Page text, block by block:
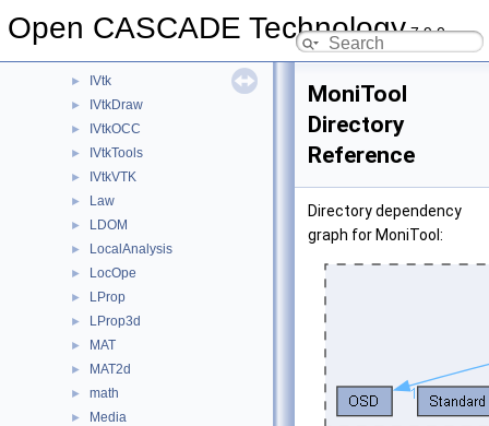
Open CASCADE Technology7.9.0
IntTools
► IVtk
► IVtkDraw
► IVtkOCC
► IVtkTools
► IVtkVTK
► Law
► LDOM
► LocalAnalysis
► LocOpe
► LProp
► LProp3d
► MAT
► MAT2d
► math
► Media
MoniTool
Directory
Reference
Directory dependency
graph for MoniTool: